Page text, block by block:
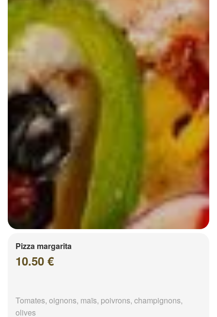
Pizza margarita
10.50 €
Tomates, oignons, maïs, poivrons, champignons,
olives